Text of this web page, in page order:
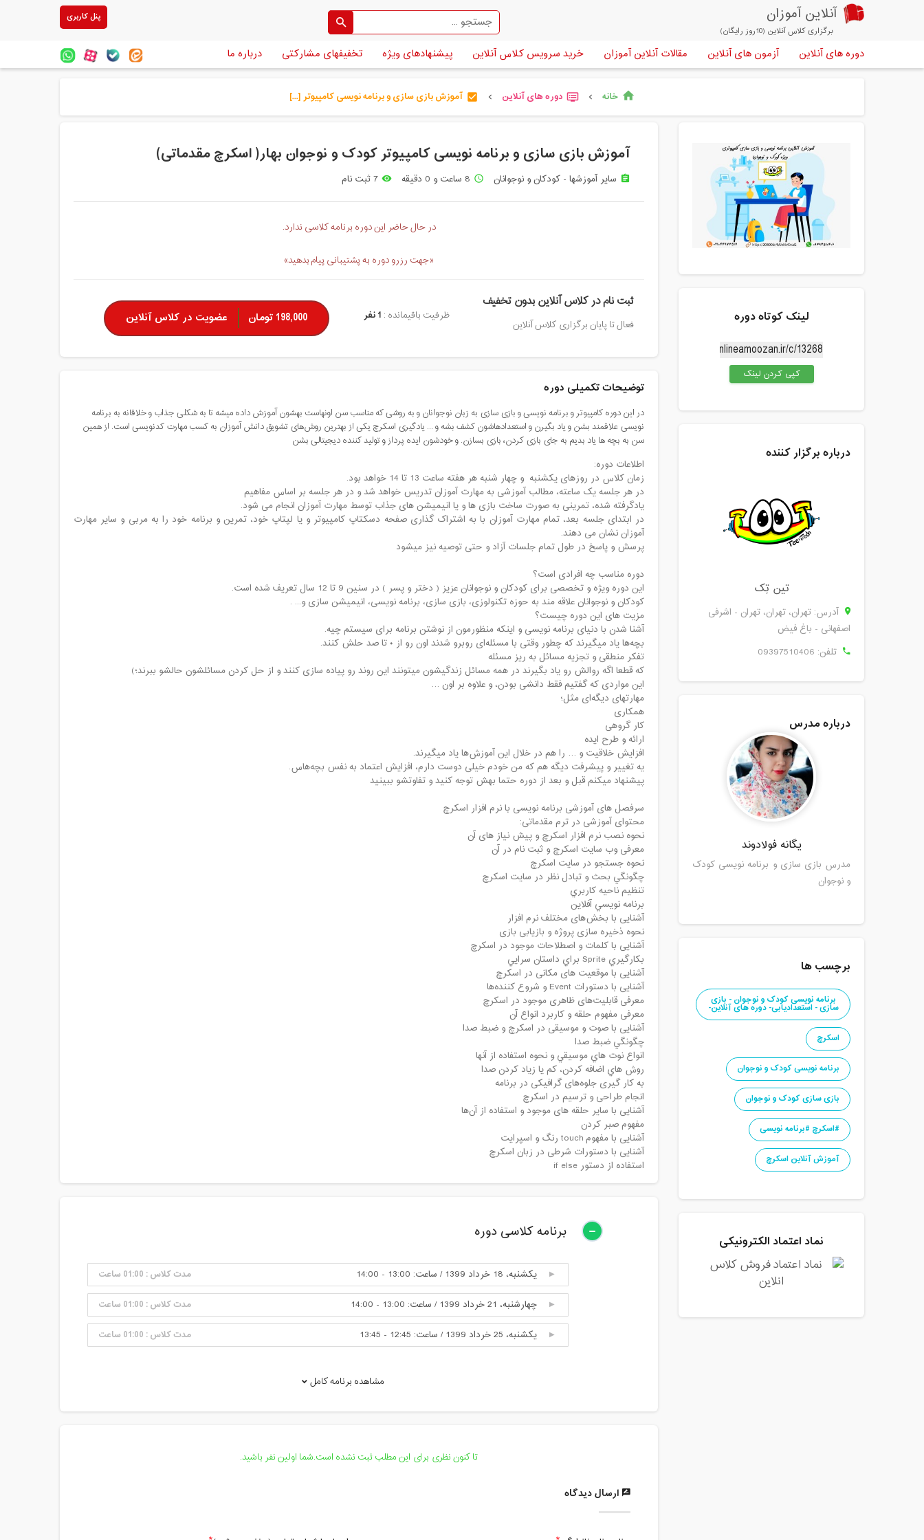
آنلاین آموزان
برگزاری کلاس آنلاین (10روز رایگان)
پنل کاربری
دوره های آنلاین آزمون های آنلاین مقالات آنلاین آموزان خرید سرویس کلاس آنلاین پیشنهادهای ویژه تخفیفهای مشارکتی درباره ما
home خانه chevron_left
dvr دوره های آنلاین chevron_left
check_box آموزش بازی سازی و برنامه نویسی کامپیوتر [...]
آموزش بازی سازی و برنامه نویسی کامپیوتر کودک و نوجوان بهار( اسکرچ مقدماتی)
assignment سایر آموزشها - کودکان و نوجوانان access_time 8 ساعت و 0 دقیقه remove_red_eye 7 ثبت نام
در حال حاضر این دوره برنامه کلاسی ندارد.
«جهت رزرو دوره به پشتیبانی پیام بدهید»
ثبت نام در کلاس آنلاین بدون تخفیف
فعال تا پایان برگزاری کلاس آنلاین
ظرفیت باقیمانده : 1 نفر 198,000 تومان عضویت در کلاس آنلاین
توضیحات تکمیلی دوره
در این دوره کامپیوتر و برنامه نویسی و بازی سازی به زبان نوجوانان و به روشی که مناسب سن اونهاست بهشون آموزش داده میشه تا به شکلی جذاب و خلاقانه به برنامه
نویسی علاقمند بشن و یاد بگیرن و استعدادهاشون کشف بشه و ... یادگیری اسکرچ یکی از بهترین روش‌های تشویق دانش آموزان به کسب مهارت کدنویسی است. از همین
سن به بچه ها یاد بدیم به جای بازی کردن، بازی بسازن. و خودشون ایده پرداز و تولید کننده دیجیتالی بشن
اطلاعات دوره:
زمان کلاس در روزهای یکشنبه و چهار شنبه هر هفته ساعت 13 تا 14 خواهد بود.
در هر جلسه یک ساعته، مطالب آموزشی به مهارت آموزان تدریس خواهد شد و در هر جلسه بر اساس مفاهیم
یادگرفته شده، تمرینی به صورت ساخت بازی ها و یا انیمیشن های جذاب توسط مهارت آموزان انجام می شود.
در ابتدای جلسه بعد، تمام مهارت آموزان با به اشتراک گذاری صفحه دسکتاپ کامپیوتر و یا لپتاپ خود، تمرین و برنامه خود را به مربی و سایر مهارت
آموزان نشان می دهند.
پرسش و پاسخ در طول تمام جلسات آزاد و حتی توصیه نیز میشود
دوره مناسب چه افرادی است؟
این دوره ویژه و تخصصی برای کودکان و نوجوانان عزیز ( دختر و پسر ) در سنین 9 تا 12 سال تعریف شده است.
کودکان و نوجوانان علاقه مند به حوزه تکنولوزی، بازی سازی، برنامه نویسی، انیمیشن سازی و... .
مزیت های این دوره چیست؟
آشنا شدن با دنیای برنامه نویسی و اینکه منظورمون از نوشتن برنامه برای سیستم چیه.
بچه‌ها یاد میگیرند که چطور وقتی با مسئله‌ای روبرو شدند اون رو از ۰ تا صد حلش کنند.
تفکر منطقی و تجزیه مسائل به ریز مسئله
که قطعا اگه روالش رو یاد بگیرند در همه مسائل زندگیشون میتونند این روند رو پیاده سازی کنند و از حل کردن مسائلشون حالشو ببرند؛)
این مواردی که گفتیم فقط دانشی بودن، و علاوه بر اون …
مهارتهای دیگه‌ای مثل؛
همکاری
کار گروهی
ارائه و طرح ایده
افزایش خلاقیت و … را هم در خلال این آموزش‌ها یاد میگیرند.
یه تغییر و پیشرفت دیگه هم که من خودم خیلی دوست دارم، افزایش اعتماد به نفس بچه‌هاس.
پیشنهاد میکنم قبل و بعد از دوره حتما بهش توجه کنید و تفاوتشو ببینید
سرفصل های آموزشی برنامه نویسی با نرم افزار اسکرچ
محتوای آموزشی در ترم مقدماتی:
نحوه نصب نرم افزار اسکرچ و پیش نیاز های آن
معرفی وب سایت اسکرچ و ثبت نام در آن
نحوه جستجو در سايت اسكرچ
چگونگي بحث و تبادل نظر در سايت اسكرچ
تنظيم ناحيه كاربري
برنامه نويسي آفلاين
آشنایی با بخش‌های مختلف نرم افزار
نحوه ذخیره سازی پروژه و بازیابی بازی
آشنایی با کلمات و اصطلاحات موجود در اسکرچ
بكارگيري Sprite براي داستان سرايي
آشنایی با موقعیت های مکانی در اسکرچ
آشنایی با دستورات Event و شروع کننده‌ها
معرفی قابلیت‌های ظاهری موجود در اسکرچ
معرفی مفهوم حلقه و کاربرد انواع آن
آشنایی با صوت و موسیقی در اسکرچ و ضبط صدا
چگونگي ضبط صدا
انواع نوت هاي موسيقي و نحوه استفاده از آنها
روش هاي اضافه كردن، كم يا زياد كردن صدا
به کار گیری جلوه‌های گرافیکی در برنامه
انجام طراحی و ترسیم در اسکرچ
آشنایی با سایر حلقه های موجود و استفاده از آن‌ها
مفهوم صبر کردن
آشنایی با مفهوم touch رنگ و اسپرایت
آشنایی با دستورات شرطی در زبان اسکرچ
استفاده از دستور if else
برنامه کلاسی دوره
یکشنبه، 18 خرداد 1399 / ساعت: 13:00 - 14:00 مدت کلاس : 01:00 ساعت
چهارشنبه، 21 خرداد 1399 / ساعت: 13:00 - 14:00 مدت کلاس : 01:00 ساعت
یکشنبه، 25 خرداد 1399 / ساعت: 12:45 - 13:45 مدت کلاس : 01:00 ساعت
مشاهده برنامه کامل
تا کنون نظری برای این مطلب ثبت نشده است.شما اولین نفر باشید.
ارسال دیدگاه
لینک کوتاه دوره
کپی کردن لینک
درباره برگزار کننده
تین تِک
آدرس: تهران، تهران، تهران - اشرفی
اصفهانی - باغ فیض
تلفن: 09397510406
درباره مدرس
یگانه فولادوند
مدرس بازی سازی و برنامه نویسی کودک
و نوجوان
برچسب ها
برنامه نویسی کودک و نوجوان - بازی
سازی - استعدادیابی- دوره های آنلاین-
اسکرچ
برنامه نویسی کودک و نوجوان
بازی سازی کودک و نوجوان
#اسکرچ #برنامه نویسی
آموزش آنلاین اسکرچ
نماد اعتماد الکترونیکی